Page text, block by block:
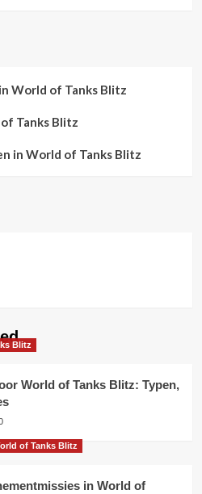
World of Tanks Blitz
Tanks Blitz
in World of Tanks Blitz
Blitz
World of Tanks Blitz: Typen,
of Tanks Blitz
in World of